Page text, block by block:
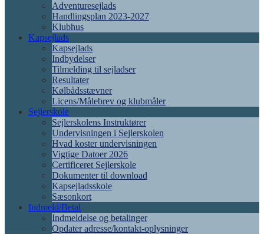
Adventuresejlads
Handlingsplan 2023-2027
Klubhus
Kapsejlads
Kapsejlads
Indbydelser
Tilmelding til sejladser
Resultater
Kølbådsstævner
Licens/Målebrev og klubmåler
Sejlerskole
Sejlerskolens Instruktører
Undervisningen i Sejlerskolen
Hvad koster undervisningen
Vigtige Datoer 2026
Certificeret Sejlerskole
Dokumenter til download
Kapsejladsskole
Sæsonkort
Indmeld/Betal
Indmeldelse og betalinger
Opdater adresse/kontakt-oplysninger